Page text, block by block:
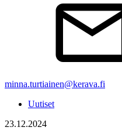
minna.turtiainen@kerava.fi
Uutiset
23.12.2024